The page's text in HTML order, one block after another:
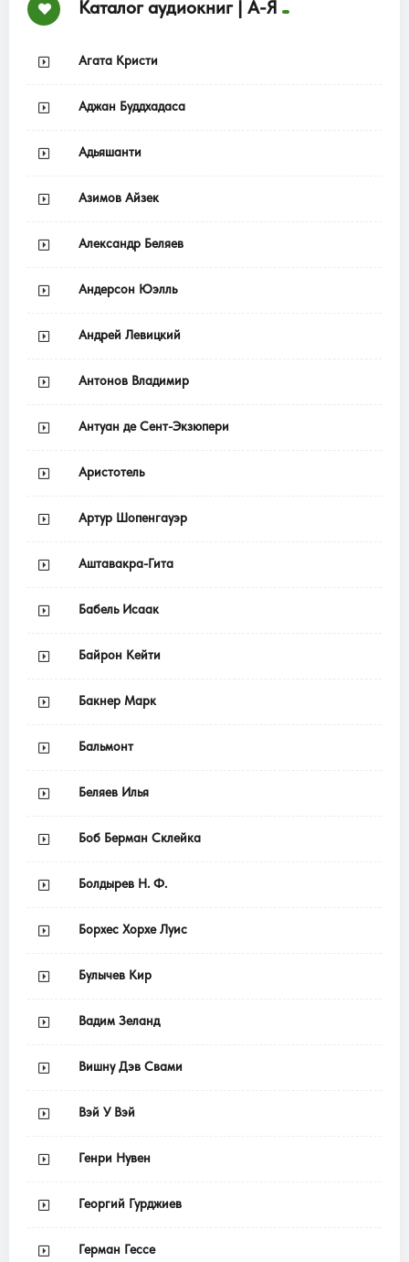
Каталог аудиокниг | А-Я
Агата Кристи
Аджан Буддхадаса
Адьяшанти
Азимов Айзек
Александр Беляев
Андерсон Юэлль
Андрей Левицкий
Антонов Владимир
Антуан де Сент-Экзюпери
Аристотель
Артур Шопенгауэр
Аштавакра-Гита
Бабель Исаак
Байрон Кейти
Бакнер Марк
Бальмонт
Беляев Илья
Боб Берман Склейка
Болдырев Н. Ф.
Борхес Хорхе Луис
Булычев Кир
Вадим Зеланд
Вишну Дэв Свами
Вэй У Вэй
Генри Нувен
Георгий Гурджиев
Герман Гессе